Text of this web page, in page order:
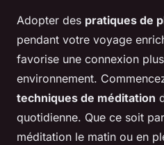
Adopter des pratiques de
pendant votre voyage
favorise une connexion
environnement.
techniques de méditation
quotidienne. Que ce soit
méditation le matin ou en